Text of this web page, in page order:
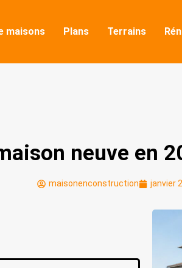
maisons Plans Terrains
neuve en
maisonenconstruction janvier